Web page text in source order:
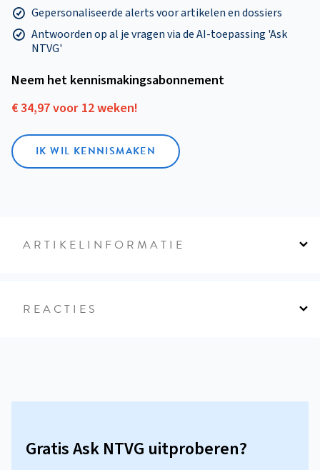
Gepersonaliseerde alerts voor artikelen en dossiers
Antwoorden op al je vragen via de AI-toepassing 'Ask
NTVG'
Neem het kennismakings­abonnement
€ 34,97 voor 12 weken!
IK WIL KENNISMAKEN
ARTIKELINFORMATIE
REACTIES
Gratis Ask NTVG uitproberen?